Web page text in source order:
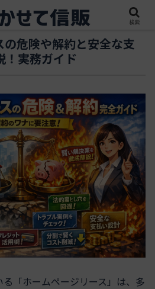
危険や解約と安全な支
！実務ガイド
「ホームページリース」は、多
検索